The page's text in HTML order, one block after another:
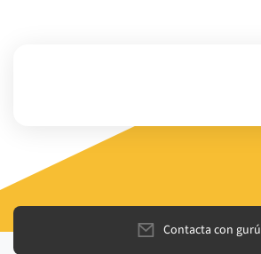
Contacta con gurú